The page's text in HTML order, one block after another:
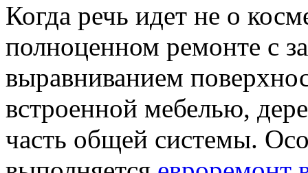
Когда речь идет не о
полноценном ремонте с
выравниванием
встроенной мебелью,
часть общей системы.